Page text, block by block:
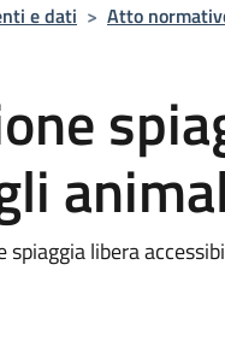
e dati > Atto
libera